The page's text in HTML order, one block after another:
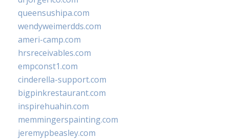
queensushipa.com
wendyweimerdds.com
ameri-camp.com
hrsreceivables.com
empconst1.com
cinderella-support.com
bigpinkrestaurant.com
inspirehuahin.com
memmingerspainting.com
jeremypbeasley.com